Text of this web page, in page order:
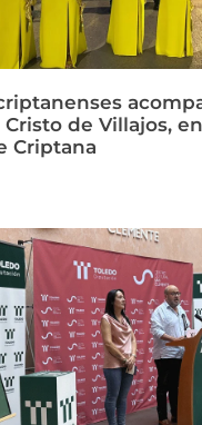
de Villajos,
Criptana